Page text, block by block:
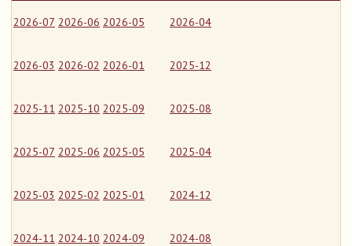
2026-07 2026-06 2026-05 2026-04
2026-03 2026-02 2026-01 2025-12
2025-11 2025-10 2025-09 2025-08
2025-07 2025-06 2025-05 2025-04
2025-03 2025-02 2025-01 2024-12
2024-11 2024-10 2024-09 2024-08